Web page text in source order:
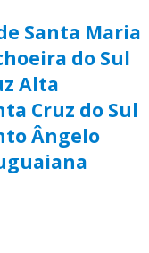
Santa Maria
do Sul
Alta
Cruz do Sul
Ângelo